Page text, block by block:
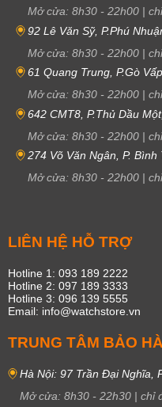
Mở cửa: 8h30 - 22h00 |
92 Lê Văn Sỹ, P.Phú
Mở cửa: 8h30 - 22h00 |
61 Quang Trung, P.Gò
Mở cửa: 8h30 - 22h00 |
642 CMT8, P.Thủ Dầu
Mở cửa: 8h30 - 22h00 |
274 Võ Văn Ngân, P.
Mở cửa: 8h30 - 22h00 |
LIÊN HỆ HỖ TRỢ
Hotline 1: 093 189 2222
Hotline 2: 097 189 3333
Hotline 3: 096 139 5555
Email: info@watchstore.vn
TRUNG TÂM BẢO
Hà Nội: 97 Trần Đại Nghĩa,
Mở cửa: 8h30 - 22h30 | chỉ